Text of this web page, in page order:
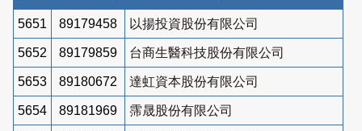
5651 89179458 以揚投資股份有限公司
5652 89179859 台商生醫科技股份有限公司
5653 89180672 達虹資本股份有限公司
5654 89181969 霈晟股份有限公司